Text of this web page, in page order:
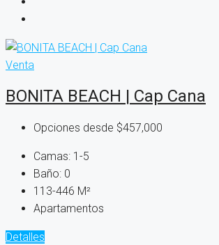
Venta
BONITA BEACH | Cap Cana
Opciones desde $457,000
Camas: 1-5
Baño: 0
113-446 M²
Apartamentos
Detalles